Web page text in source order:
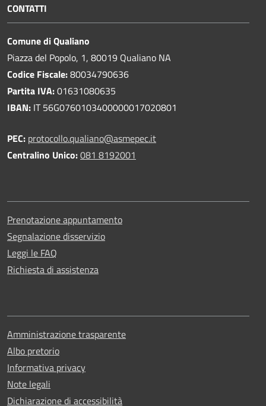
CONTATTI
Comune di Qualiano
Piazza del Popolo, 1, 80019 Qualiano NA
Codice Fiscale:80034790636
Partita IVA:01631080635
IBAN: IT 56G0760103400000017020801
PEC: protocollo.qualiano@asmepec.it
Centralino Unico:081 8192001
Prenotazione appuntamento
Segnalazione disservizio
Leggi le FAQ
Richiesta di assistenza
Amministrazione trasparente
Albo pretorio
Informativa privacy
Note legali
Dichiarazione di accessibilità